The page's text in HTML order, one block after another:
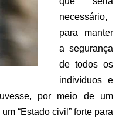
necessário,
para manter
a segurança
de todos os
indivíduos e
por meio de um
“Estado civil” forte para